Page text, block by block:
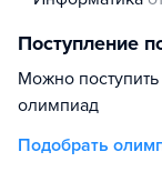
Поступление
Можно
олимпиад
Подобрать